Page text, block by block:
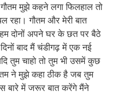
मुझे कहने लगा फिलहाल तो
रहा। गौतम और मेरी बात
दोनों अपने घर के छत पर बैठे
बाद मैं चंडीगढ़ में एक नई
तुम चाहो तो तुम भी उसमें कुछ
ने मुझे कहा ठीक है जब तुम
बारे में जरूर बात करेंगे मैंने